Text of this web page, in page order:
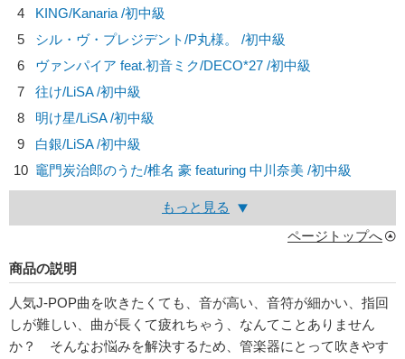
4
KING/Kanaria /初中級
5
シル・ヴ・プレジデント/P丸様。
/初中級
6
ヴァンパイア feat.初音ミク/DECO*27 /初中級
7
往け/LiSA/初中級
8
明け星/LiSA/初中級
9
白銀/LiSA/初中級
10 竈門炭治郎のうた/椎名 豪 featuring 中川奈美 /初中級
もっと見る
ページトップへ
商品の説明
人気J-POP曲を吹きたくても、音が高い、音符が細かい、指回
しが難しい、曲が長くて疲れちゃう、なんてことありません
か？ そんなお悩みを解決するため、管楽器にとって吹きやす